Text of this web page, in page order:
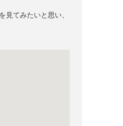
見てみたいと思い、